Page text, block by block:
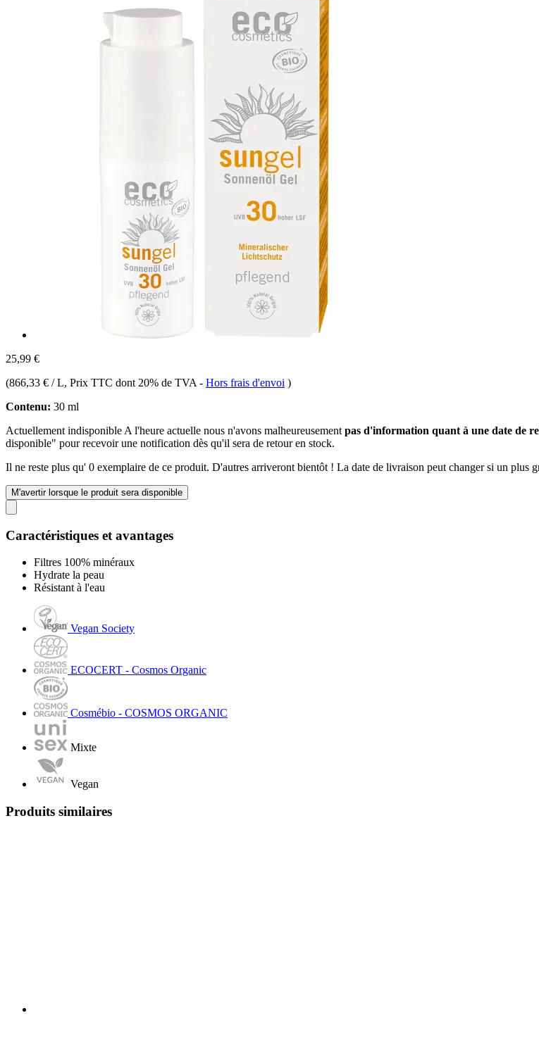
25,99 €
(866,33 € / L, Prix TTC dont 20% de TVA - Hors frais d'envoi )
Contenu: 30 ml
Actuellement indisponible A l'heure actuelle nous n'avons malheureusement pas d'information quant à une date de
disponible" pour recevoir une notification dès qu'il sera de retour en stock.
Il ne reste plus qu' 0 exemplaire de ce produit. D'autres arriveront bientôt ! La date de livraison peut changer si un plus
M'avertir lorsque le produit sera disponible
Caractéristiques et avantages
Filtres 100% minéraux
Hydrate la peau
Résistant à l'eau
Vegan Society
ECOCERT - Cosmos Organic
Cosmébio - COSMOS ORGANIC
Mixte
Vegan
Produits similaires